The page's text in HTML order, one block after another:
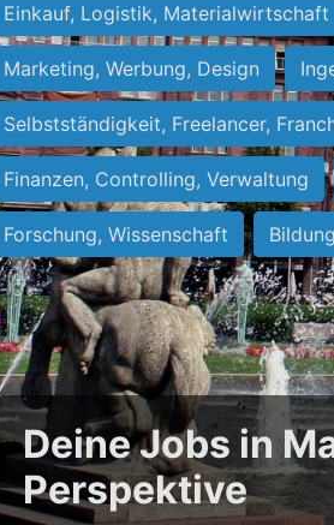
Einkauf, Logistik, Materialwirtschaft
Marketing, Werbung, Design
Selbstständigkeit, Freelancer,
Finanzen, Controlling, Verwaltung
Forschung, Wissenschaft
Deine Jobs in
Perspektive